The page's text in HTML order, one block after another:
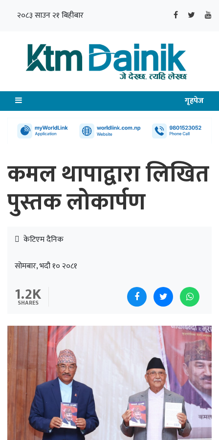
२०८३ साउन २१ बिहीबार
गृहपेज
कमल थापाद्वारा लिखित
पुस्तक लोकार्पण
केटिएम दैनिक
सोमबार, भदौ १० २०८१
1.2K
SHARES